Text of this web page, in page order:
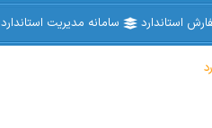
استاندارد سامانه مدیریت استاندارد